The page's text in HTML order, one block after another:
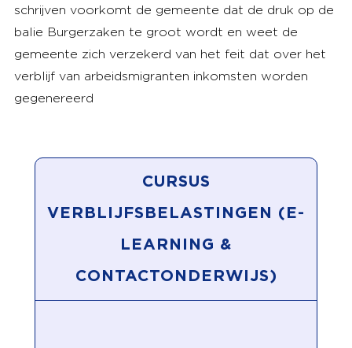
schrijven voorkomt de gemeente dat de druk op de
balie Burgerzaken te groot wordt en weet de
gemeente zich verzekerd van het feit dat over het
verblijf van arbeidsmigranten inkomsten worden
gegenereerd
CURSUS
VERBLIJFSBELASTINGEN (E-
LEARNING &
CONTACTONDERWIJS)